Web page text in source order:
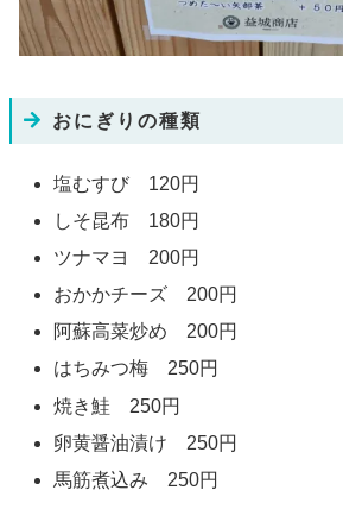
おにぎりの種類
塩むすび 120円
しそ昆布 180円
ツナマヨ 200円
おかかチーズ 200円
阿蘇高菜炒め 200円
はちみつ梅 250円
焼き鮭 250円
卵黄醤油漬け 250円
馬筋煮込み 250円